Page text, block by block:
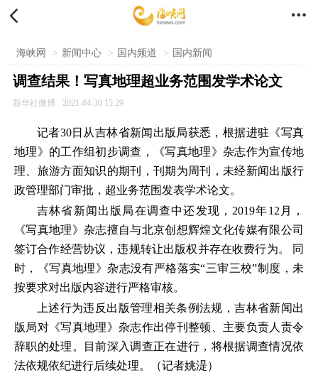
 
海峡网 > 新闻中心 > 国内频道 > 国内新闻
调查结果！写真地理超业务范围发学术论文
新华社微博 2021-04-30 15:29
记者30日从吉林省新闻出版局获悉，根据进驻《写真
地理》的工作组初步调查，《写真地理》杂志作为宣传地
理、旅游方面知识的期刊，刊期为周刊，未经新闻出版行
政管理部门审批，超业务范围发表学术论文。
吉林省新闻出版局在调查中还发现，2019年12月，
《写真地理》杂志擅自与北京创想辉煌文化传媒有限公司
签订合作经营协议，违规转让出版权并存在收费行为。 同
时，《写真地理》杂志没有严格落实“三审三校”制度，未
按要求对出版内容进行严格审核。
上述行为违反出版管理相关条例法规，吉林省新闻出
版局对《写真地理》杂志作出停刊整顿、主要负责人责令
辞职的处理。目前深入调查正在进行，将根据调查情况依
法依规依纪进行后续处理。（记者姚湜）